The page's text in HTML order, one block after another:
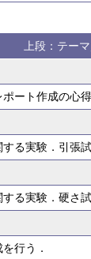
上段：テー
ート作成の心
る実験．引張
る実験．硬さ
行う．